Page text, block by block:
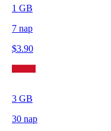
1 GB
7 nap
$3.90
3 GB
30 nap